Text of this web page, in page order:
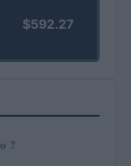
$592.27
?